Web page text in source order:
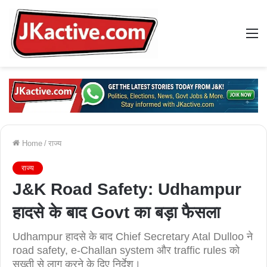
Home / राज्य
राज्य
J&K Road Safety: Udhampur
हादसे के बाद Govt का बड़ा फैसला
Udhampur हादसे के बाद Chief Secretary Atal Dulloo ने
road safety, e-Challan system और traffic rules को
सख्ती से लागू करने के दिए निर्देश।